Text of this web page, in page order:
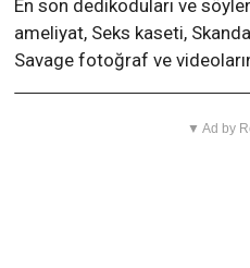
En son dedikoduları ve
ameliyat, Seks kaseti,
Savage fotoğraf ve
▼ Ad by